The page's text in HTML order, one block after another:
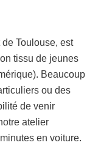
Toulouse, est
tissu de jeunes
Beaucoup
ou des
de venir
atelier
en voiture.